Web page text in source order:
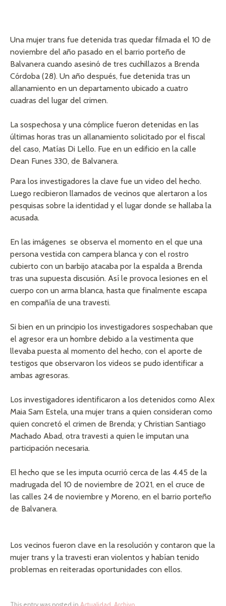
Una mujer trans fue detenida tras quedar filmada el 10 de
noviembre del año pasado en el barrio porteño de
Balvanera cuando asesinó de tres cuchillazos a Brenda
Córdoba (28). Un año después, fue detenida tras un
allanamiento en un departamento ubicado a cuatro
cuadras del lugar del crimen.
La sospechosa y una cómplice fueron detenidas en las
últimas horas tras un allanamiento solicitado por el fiscal
del caso, Matías Di Lello. Fue en un edificio en la calle
Dean Funes 330, de Balvanera.
Para los investigadores la clave fue un video del hecho.
Luego recibieron llamados de vecinos que alertaron a los
pesquisas sobre la identidad y el lugar donde se hallaba la
acusada.
En las imágenes se observa el momento en el que una
persona vestida con campera blanca y con el rostro
cubierto con un barbijo atacaba por la espalda a Brenda
tras una supuesta discusión. Así le provoca lesiones en el
cuerpo con un arma blanca, hasta que finalmente escapa
en compañía de una travesti.
Si bien en un principio los investigadores sospechaban que
el agresor era un hombre debido a la vestimenta que
llevaba puesta al momento del hecho, con el aporte de
testigos que observaron los videos se pudo identificar a
ambas agresoras.
Los investigadores identificaron a los detenidos como Alex
Maia Sam Estela, una mujer trans a quien consideran como
quien concretó el crimen de Brenda; y Christian Santiago
Machado Abad, otra travesti a quien le imputan una
participación necesaria.
El hecho que se les imputa ocurrió cerca de las 4.45 de la
madrugada del 10 de noviembre de 2021, en el cruce de
las calles 24 de noviembre y Moreno, en el barrio porteño
de Balvanera.
Los vecinos fueron clave en la resolución y contaron que la
mujer trans y la travesti eran violentos y habían tenido
problemas en reiteradas oportunidades con ellos.